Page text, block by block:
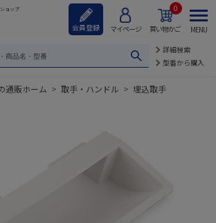
ョップ
会員登録 マイページ 買い物かご
0
詳細検索
型番から購入
MENU
通販ホーム > 取手・ハンドル > 埋込取手